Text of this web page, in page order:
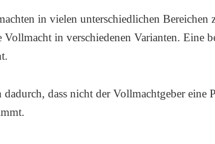
in vielen unterschiedlichen Bereichen
in verschiedenen Varianten. Eine
dadurch, dass nicht der Vollmachtgeber eine